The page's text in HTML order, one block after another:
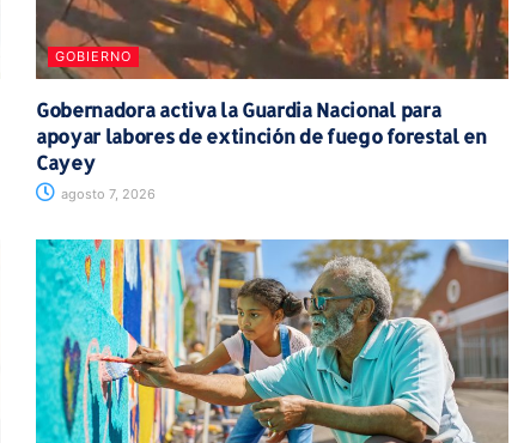
GOBIERNO
Gobernadora activa la Guardia Nacional para
apoyar labores de extinción de fuego forestal en
Cayey
agosto 7, 2026